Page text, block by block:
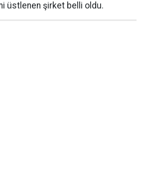
üstlenen şirket belli oldu.